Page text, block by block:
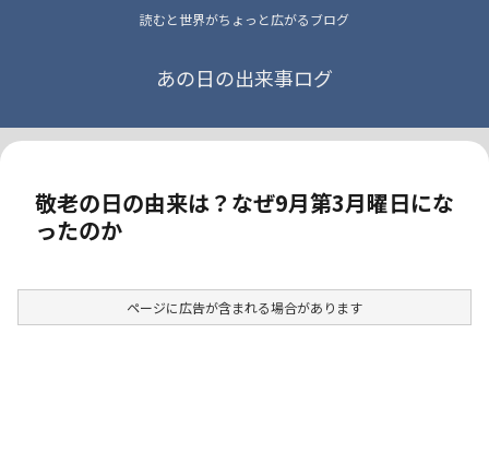
読むと世界がちょっと広がるブログ
あの日の出来事ログ
敬老の日の由来は？なぜ9月第3月曜日にな
ったのか
ページに広告が含まれる場合があります